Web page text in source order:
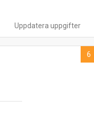
Uppdatera uppgifter
6